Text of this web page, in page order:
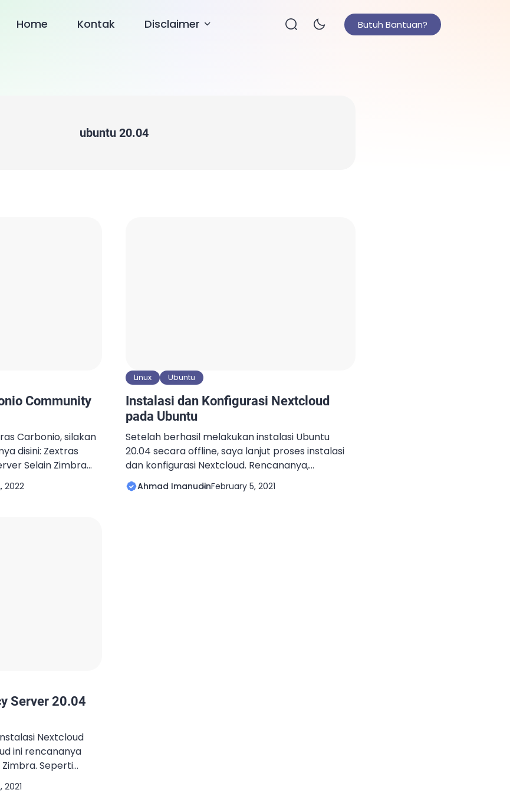
Home Kontak Disclaimer Butuh Bantuan?
ubuntu 20.04
Community
Carbonio, silakan
disini: Zextras
Selain Zimbra
Carbonio baru
dan Ubuntu 20.04
2022
Linux Ubuntu
Instalasi dan Konfigurasi Nextcloud
pada Ubuntu
Setelah berhasil melakukan instalasi Ubuntu
20.04 secara offline, saya lanjut proses instalasi
dan konfigurasi Nextcloud. Rencananya,
Nextcloud ini akan diintegrasikan dengan Zimbra.
Seperti Integrasi Cloud Storage server lainnya
Ahmad ImanudinFebruary 5, 2021
Server 20.04
Nextcloud
ini rencananya
Seperti
server Dropbox,
2021